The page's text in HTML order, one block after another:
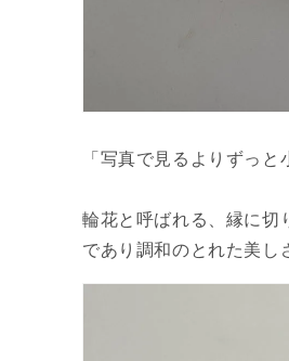
「写真で見るよりずっと
輪花と呼ばれる、縁に切
であり調和のとれた美し